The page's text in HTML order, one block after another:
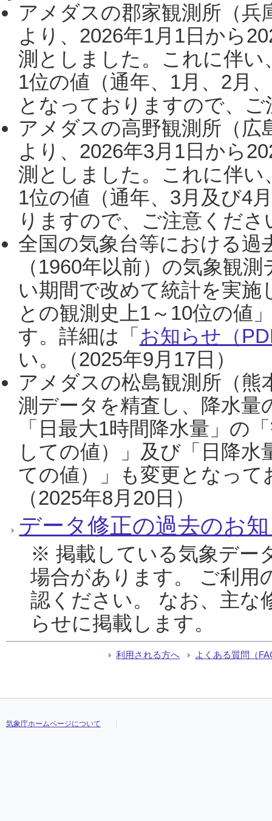
アメダスの郡家観測所（
より、2026年1月1日から
測としました。これに伴い
1位の値（通年、1月、2月
となっておりますので、
アメダスの高野観測所（
より、2026年3月1日から
測としました。これに伴い
1位の値（通年、3月及び4
りますので、ご注意くだ
全国の気象台等における過
（1960年以前）の気象観
い期間で改めて統計を実
との観測史上1～10位の値
す。詳細は「 お知らせ（
い。（2025年9月17日）
アメダスの松島観測所（熊
測データを精査し、降水
「日最大1時間降水量」の
しての値）」及び「日降
ての値）」も変更となっ
（2025年8月20日）
データ修正の過去のお
※ 掲載している気象デー
場合があります。 ご利用
認ください。 なお、主な
らせに掲載します。
利用される方へ よくある質問（
気象庁ホームページについて